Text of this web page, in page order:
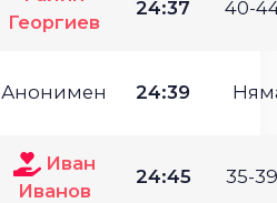
Георгиев
24:37 40-
Анонимен 24:39
Иван
Иванов
24:45 35-